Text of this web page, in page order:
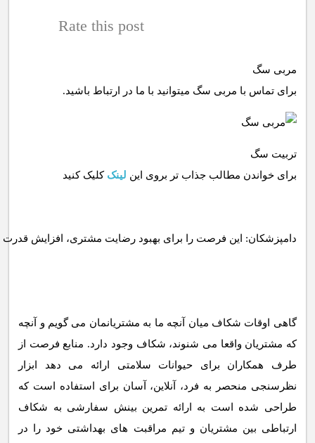
Rate this post
مربی سگ
برای تماس با مربی سگ میتوانید با ما در ارتباط باشید.
تربیت سگ
برای خواندن مطالب جذاب تر بروی این لینک کلیک کنید
گاهی اوقات شکاف میان آنچه ما به مشتریانمان می گویم و آنچه
که مشتریان واقعا می شنوند، شکاف وجود دارد. منابع فرصت از
طرف همکاران برای حیوانات سلامتی ارائه می دهد ابزار
نظرسنجی منحصر به فرد، آنلاین، آسان برای استفاده است که
طراحی شده است به ارائه تمرین بینش سفارشی به شکاف
ارتباطی بین مشتریان و تیم مراقبت های بهداشتی خود را در